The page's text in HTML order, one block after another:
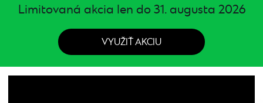
Limitovaná akcia len do 31. augusta 2026
VYUŽIŤ AKCIU